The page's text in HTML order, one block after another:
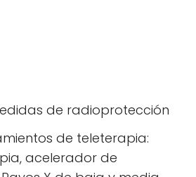
de radioprotección
de teleterapia:
acelerador de